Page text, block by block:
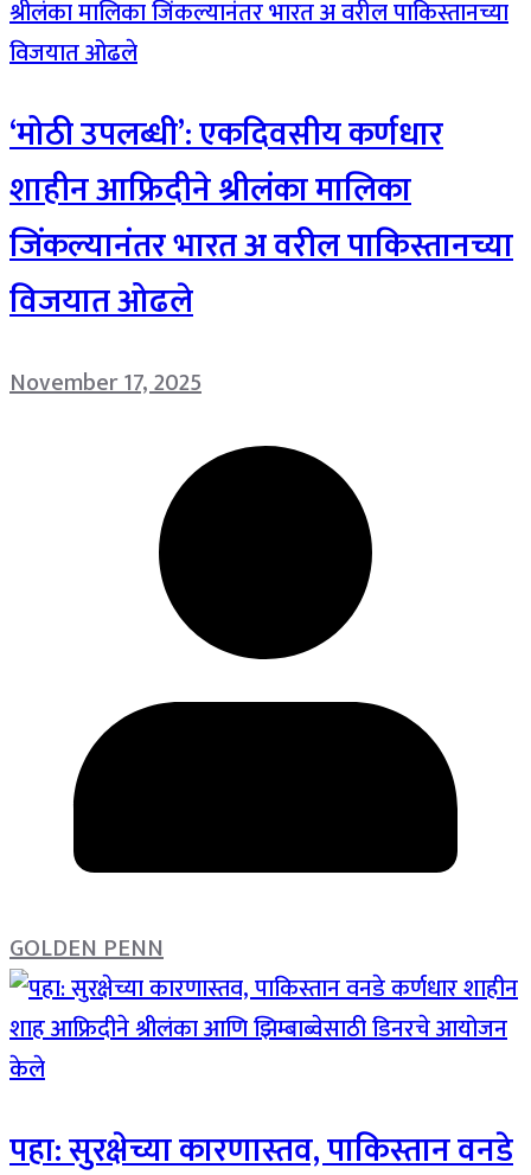
‘मोठी उपलब्धी’: एकदिवसीय कर्णधार
शाहीन आफ्रिदीने श्रीलंका मालिका
जिंकल्यानंतर भारत अ वरील पाकिस्तानच्या
विजयात ओढले
November 17, 2025
GOLDEN PENN
पहा: सुरक्षेच्या कारणास्तव, पाकिस्तान वनडे